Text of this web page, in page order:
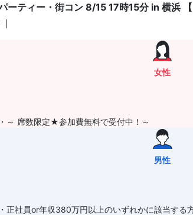
ーティー・街コン 8/15 17時15分 in 横浜
女性
～ 席数限定★参加費無料で受付中！～
男性
正社員or年収380万円以上のいずれかに該当する